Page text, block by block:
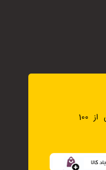
معرفی محصولات به بیش از 100